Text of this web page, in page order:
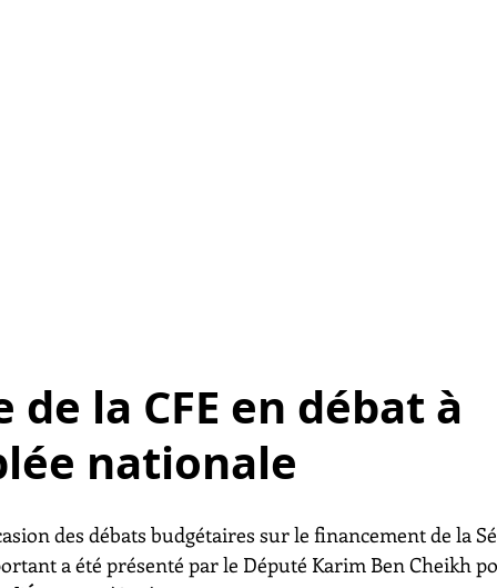
de la CFE en débat à
nationale
des débats budgétaires sur le financement de la
a été présenté par le Député Karim Ben Cheikh